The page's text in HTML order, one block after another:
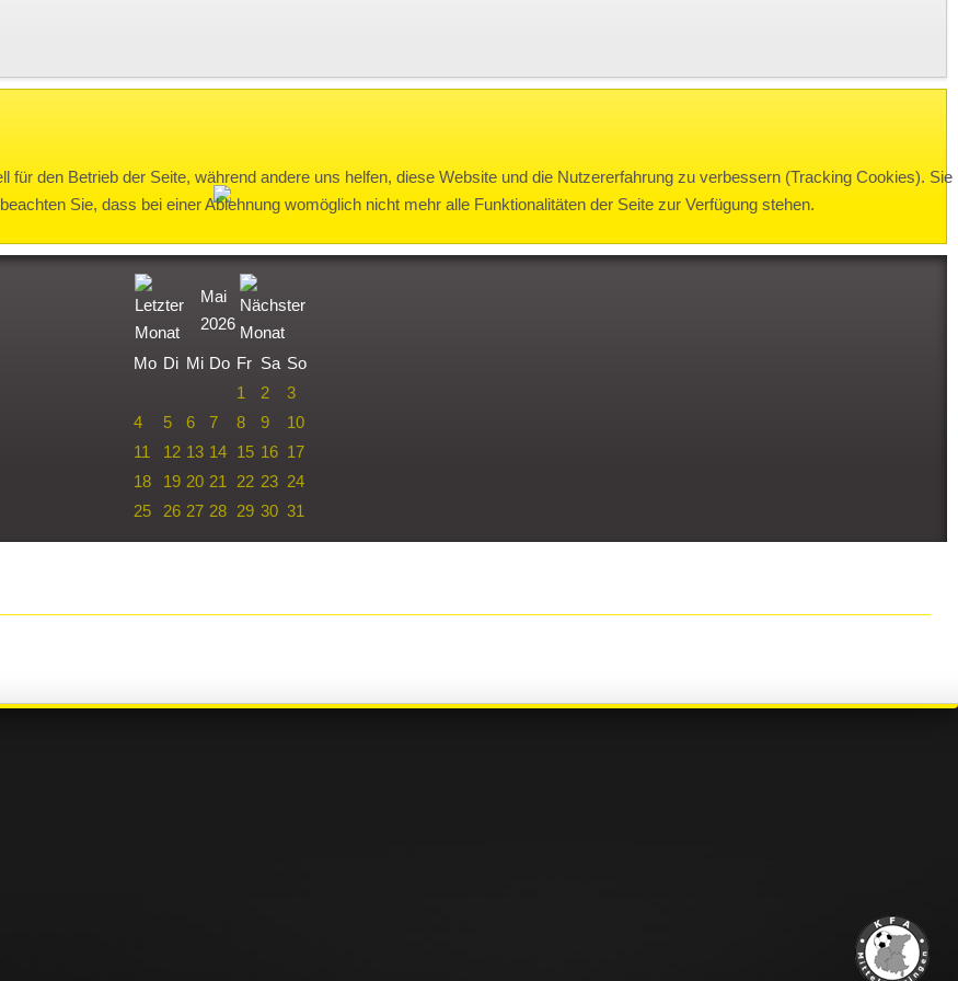
Mai
2026
Mo Di Mi Do Fr Sa So
1
2
3
4
5 6 7 8 9
10
11
12 13 14 15 16 17
18
19 20 21 22 23 24
25
26 27 28 29 30 31
den Betrieb der Seite, während andere uns helfen, diese Website und die Nutzererfahrung zu verbessern (Tracking Cookies). Sie
Sie, dass bei einer Ablehnung womöglich nicht mehr alle Funktionalitäten der Seite zur Verfügung stehen.